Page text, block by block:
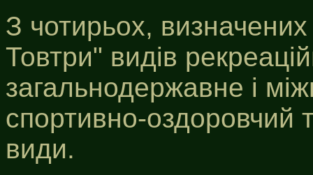
З чотирьох,
Товтри" видів
загальнодержавне і
спортивно-оздоровчий
види.